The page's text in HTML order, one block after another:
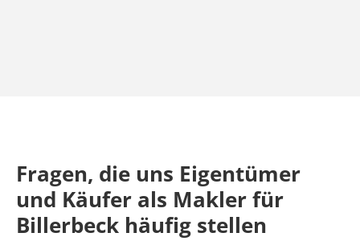
Fragen, die uns Eigentümer
und Käufer als Makler für
Billerbeck häufig stellen